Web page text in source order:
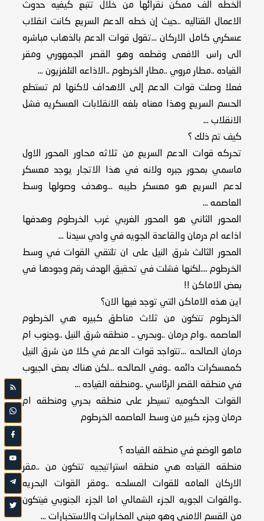
الخطه الف ممكن نقرائها من خلال تتبع كيفيه حدوث
الاعمال القتاليه ..حيث إن خطه الدعم السريع كانت انقلاب
عسكري كامل الاركان ...تقول قوات الدعم بالذهاب مباشره
الى راس الافعى وقطعه وهو القصر الجمهوري ومقر
القياده ..مطار مروي ..مطار الخرطوم ..الاذاعه التلفزيون ...
فعلا وصلت قوات الدعم إلى الاهداف لاكنها لم تستطع
الحسم السريع وهذا معناه بلغه الانقلابات العسكريه فشل
الانقلاب ...
كيف تم ذلك ؟
تحركه قوات الدعم السريع من ثلاثه محاور المحور الاول
ماسمي بمحور جبره ولانه في هذا الاتجار يوجد معسكر
لدعم السريع هو معسكر طيبه ...وهدف وصولها وسط
العاصمه ...
المحور الثاني هو المحور الغربي غرب الخرطوم وهدفها
اذاعه ام درمان والقاعدة الجويه في وادي سيدنا ...
المحور الثالث شرق النيل على ان تلتقي القوات في وسط
الخرطوم ....لكنها فشلت في تحقيق الهدف رقم وجودها في
بعض الاماكن !!
اين هذه الاماكن التي توجد فيها الان؟
الخرطوم تتكون من ثلاث مناطق كبيره هي الخرطوم
العاصمه ..وام درمان ..وبحري .. منطقه شرق النيل ..وجنوب ام
درمان الصالحه ...تتواجد قوات الدعم في كلا من شرق النيل
كمعسكرات دائمه ..وفي الصالحه ...لكن هناك بعض الجيوب
في منطقه القصر الرئاسي ..ومنطقه القياده ...
القوات الحكوميه تسيطر على منطقه بحري ومنطقه ام
درمان وجزء كبير من وسط العاصمه الخرطوم
ماهو الوضع في منطقه القياده ؟
منطقه القياده هي منطقه استراتيجيه تتكون من ..مقر
الاركان العامه للقوات المسلحه ..ومقر القوات البحريه
..والقوات الجويه الجزء الشمالي اما الجزء الجنوبي فيتكون
من القسم الامني وهو مبنى المخابرات والاستخبارات ...